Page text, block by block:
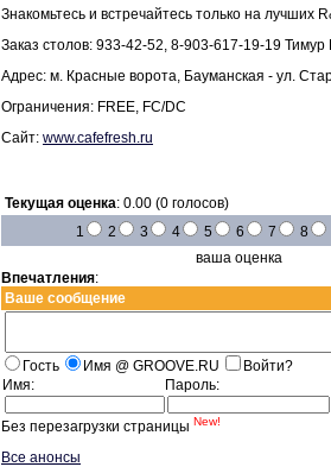
Знакомьтесь и встречайтесь только на лучших
Заказ столов: 933-42-52, 8-903-617-19-19 Тимур
Адрес: м. Красные ворота, Бауманская - ул.
Ограничения: FREE, FC/DC
Сайт: www.cafefresh.ru
Текущая оценка: 0.00 (0 голосов)
1
2 3 4 5 6 7 8
ваша оценка
Впечатления:
Ваше сообщение
Гость Имя @ GROOVE.RU
Войти?
Имя:
Пароль:
Без перезагрузки страницы New!
Все анонсы